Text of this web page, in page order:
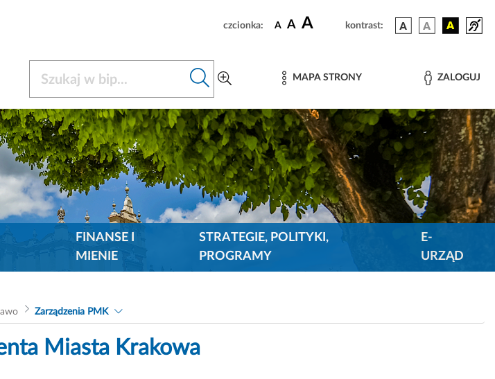
czcionka: A A A kontrast:
MAPA STRONY ZALOGUJ
FINANSE I
MIENIE
STRATEGIE, POLITYKI,
PROGRAMY
E-
URZĄD
Zarządzenia PMK
Miasta Krakowa